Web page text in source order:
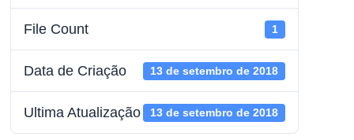
File Count 1
Data de Criação 13 de setembro de 2018
Ultima Atualização 13 de setembro de 2018